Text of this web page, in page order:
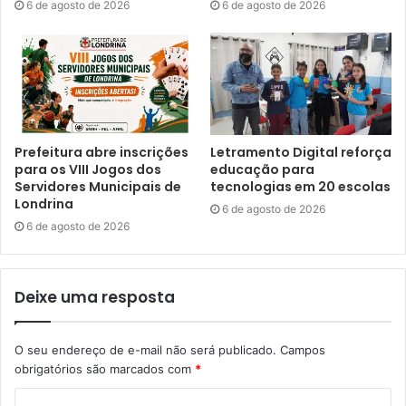
crianças, colocando-as em contato com músicas
diferentes das que elas escutam em casa, no rádio ou nas
plataformas digitais. Além disso, como as crianças
atravessaram o confinamento durante a pandemia, e
ficaram muito tempo em casa, isso causou dificuldades no
desenvolvimento da sua coordenação motora. Portanto,
faz muito sentido oferecer a elas uma atividade física
divertida e dinâmica como a dança”, disse.
6 de agosto de 2026 6 de agosto de 2026
Prefeitura abre inscrições
para os VIII Jogos dos
Servidores Municipais de
Londrina
6 de agosto de 2026
Letramento Digital reforça
educação para
tecnologias em 20 escolas
6 de agosto de 2026
Deixe uma resposta
O seu endereço de e-mail não será publicado. Campos
obrigatórios são marcados com *